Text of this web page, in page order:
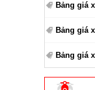
Bảng giá
Bảng giá
Bảng giá